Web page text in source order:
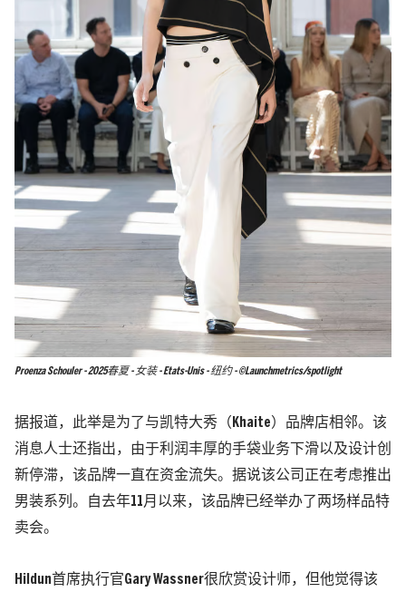
Proenza Schouler - 2025春夏 - 女装 - Etats-Unis - 纽约 - ©Launchmetrics/spotlight
据报道，此举是为了与凯特大秀（Khaite）品牌店相邻。该
消息人士还指出，由于利润丰厚的手袋业务下滑以及设计创
新停滞，该品牌一直在资金流失。据说该公司正在考虑推出
男装系列。自去年11月以来，该品牌已经举办了两场样品特
卖会。
Hildun首席执行官Gary Wassner很欣赏设计师，但他觉得该